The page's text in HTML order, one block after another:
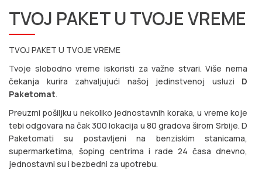
TVOJ PAKET U TVOJE VREME
TVOJ PAKET U TVOJE VREME
Tvoje slobodno vreme iskoristi za važne stvari. Više nema
čekanja kurira zahvaljujući našoj jedinstvenoj usluzi D
Paketomat.
Preuzmi pošiljku u nekoliko jednostavnih koraka, u vreme koje
tebi odgovara na čak 300 lokacija u 80 gradova širom Srbije. D
Paketomati su postavljeni na benziskim stanicama,
supermarketima, šoping centrima i rade 24 časa dnevno,
jednostavni su i bezbedni za upotrebu.